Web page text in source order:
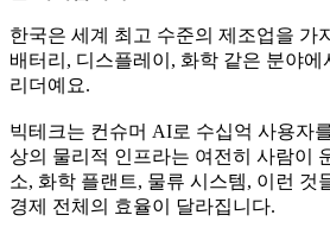
한국은 세계 최고 수준의 제조업을 가
배터리, 디스플레이, 화학 같은 분야에
리더예요.
빅테크는 컨슈머 AI로 수십억 사용자
상의 물리적 인프라는 여전히 사람이
소, 화학 플랜트, 물류 시스템, 이런 것
경제 전체의 효율이 달라집니다.